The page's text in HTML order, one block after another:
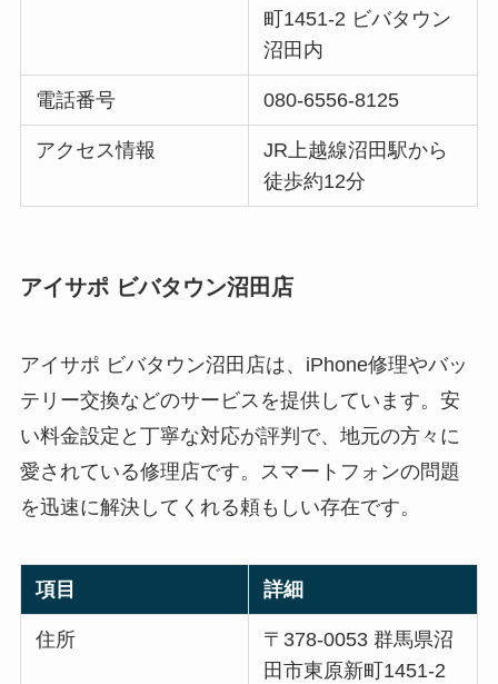
町1451-2 ビバタウン
沼田内
電話番号 080-6556-8125
アクセス情報
JR上越線沼田駅から
徒歩約12分
アイサポ ビバタウン沼田店
アイサポ ビバタウン沼田店は、iPhone修理やバッ
テリー交換などのサービスを提供しています。安
い料金設定と丁寧な対応が評判で、地元の方々に
愛されている修理店です。スマートフォンの問題
を迅速に解決してくれる頼もしい存在です。
項目 詳細
住所
〒378-0053 群馬県沼
田市東原新町1451-2